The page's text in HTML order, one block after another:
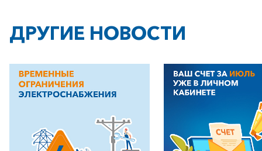
+7-800-700-24-57
Частным клиентам
ДРУГИЕ НОВОСТИ